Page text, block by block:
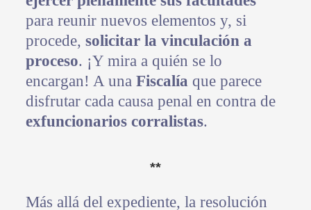
para reunir nuevos elementos y, si
procede, solicitar la vinculación a
proceso. ¡Y mira a quién se lo
encargan! A una Fiscalía que parece
disfrutar cada causa penal en contra de
exfuncionarios corralistas.
**
Más allá del expediente, la resolución